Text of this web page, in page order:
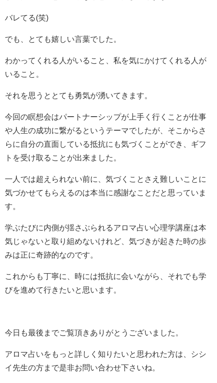
バレてる(笑)
でも、とても嬉しい言葉でした。
わかってくれる人がいること、私を気にかけてくれる人が
いること。
それを思うととても勇気が湧いてきます。
今回の瞑想会はパートナーシップが上手く行くことが仕事
や人生の成功に繋がるというテーマでしたが、そこからさ
らに自分の直面している抵抗にも気づくことができ、ギフ
トを受け取ることが出来ました。
一人では超えられない前に、気づくことさえ難しいことに
気づかせてもらえるのは本当に感謝なことだと思っていま
す。
学ぶたびに内側が揺さぶられるアロマ占い心理学講座は本
気じゃないと取り組めないけれど、気づきが起きた時の歩
みは正に奇跡的なのです。
これからも丁寧に、時には抵抗に会いながら、それでも学
びを進めて行きたいと思います。
今日も最後までご覧頂きありがとうございました。
アロマ占いをもっと詳しく知りたいと思われた方は、シシ
イ先生の方まで是非お問い合わせ下さいね。